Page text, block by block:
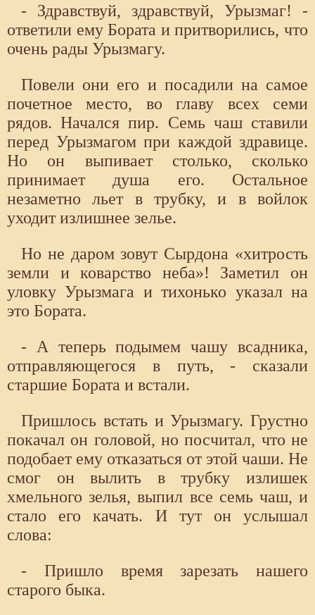
- Здравствуй, здравствуй, Урызмаг! -
ответили ему Бората и притворились, что
очень рады Урызмагу.
Повели они его и посадили на самое
почетное место, во главу всех семи
рядов. Начался пир. Семь чаш ставили
перед Урызмагом при каждой здравице.
Но он выпивает столько, сколько
принимает душа его. Остальное
незаметно льет в трубку, и в войлок
уходит излишнее зелье.
Но не даром зовут Сырдона «хитрость
земли и коварство неба»! Заметил он
уловку Урызмага и тихонько указал на
это Бората.
- А теперь подымем чашу всадника,
отправляющегося в путь, - сказали
старшие Бората и встали.
Пришлось встать и Урызмагу. Грустно
покачал он головой, но посчитал, что не
подобает ему отказаться от этой чаши. Не
смог он вылить в трубку излишек
хмельного зелья, выпил все семь чаш, и
стало его качать. И тут он услышал
слова:
- Пришло время зарезать нашего
старого быка.